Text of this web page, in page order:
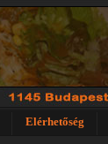
Elérhetőség